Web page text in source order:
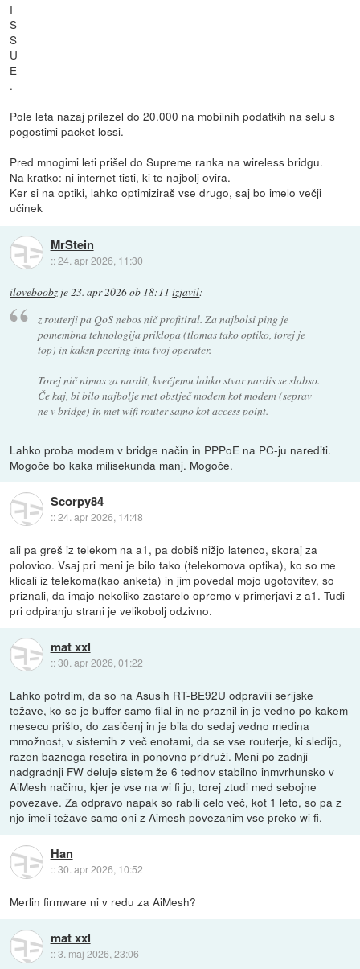
I
S
S
U
E
.
Pole leta nazaj prilezel do 20.000 na mobilnih podatkih na selu s
pogostimi packet lossi.
Pred mnogimi leti prišel do Supreme ranka na wireless bridgu.
Na kratko: ni internet tisti, ki te najbolj ovira.
Ker si na optiki, lahko optimiziraš vse drugo, saj bo imelo večji
učinek
MrStein
::24. apr 2026, 11:30
iloveboobz je23. apr 2026 ob 18:11 izjavil:
z routerji pa QoS nebos nič profitiral. Za najbolsi ping je
pomembna tehnologija priklopa (tlomas tako optiko, torej je
top) in kaksn peering ima tvoj operater.
Torej nič nimas za nardit, kvečjemu lahko stvar nardis se slabso.
Če kaj, bi bilo najbolje met obstječ modem kot modem (seprav
ne v bridge) in met wifi router samo kot access point.
Lahko proba modem v bridge način in PPPoE na PC-ju narediti.
Mogoče bo kaka milisekunda manj. Mogoče.
Scorpy84
::24. apr 2026, 14:48
ali pa greš iz telekom na a1, pa dobiš nižjo latenco, skoraj za
polovico. Vsaj pri meni je bilo tako (telekomova optika), ko so me
klicali iz telekoma(kao anketa) in jim povedal mojo ugotovitev, so
priznali, da imajo nekoliko zastarelo opremo v primerjavi z a1. Tudi
pri odpiranju strani je velikobolj odzivno.
mat xxl
::30. apr 2026, 01:22
Lahko potrdim, da so na Asusih RT-BE92U odpravili serijske
težave, ko se je buffer samo filal in ne praznil in je vedno po kakem
mesecu prišlo, do zasičenj in je bila do sedaj vedno medina
mmožnost, v sistemih z več enotami, da se vse routerje, ki sledijo,
razen baznega resetira in ponovno pridruži. Meni po zadnji
nadgradnji FW deluje sistem že 6 tednov stabilno inmvrhunsko v
AiMesh načinu, kjer je vse na wi fi ju, torej ztudi med sebojne
povezave. Za odpravo napak so rabili celo več, kot 1 leto, so pa z
njo imeli težave samo oni z Aimesh povezanim vse preko wi fi.
Han
::30. apr 2026, 10:52
Merlin firmware ni v redu za AiMesh?
mat xxl
::3. maj 2026, 23:06